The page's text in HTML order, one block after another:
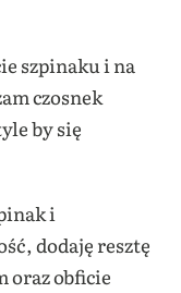
szpinaku i na
czosnek
by się
i
dodaję resztę
oraz obficie